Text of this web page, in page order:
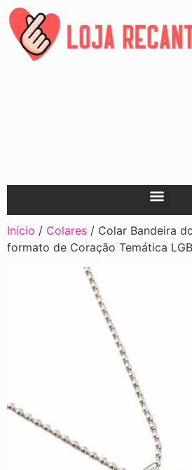
Início / Colares / Colar Bandeira
formato de Coração Temática